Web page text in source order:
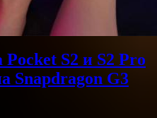
Pocket S2 и S2 Pro
Snapdragon G3